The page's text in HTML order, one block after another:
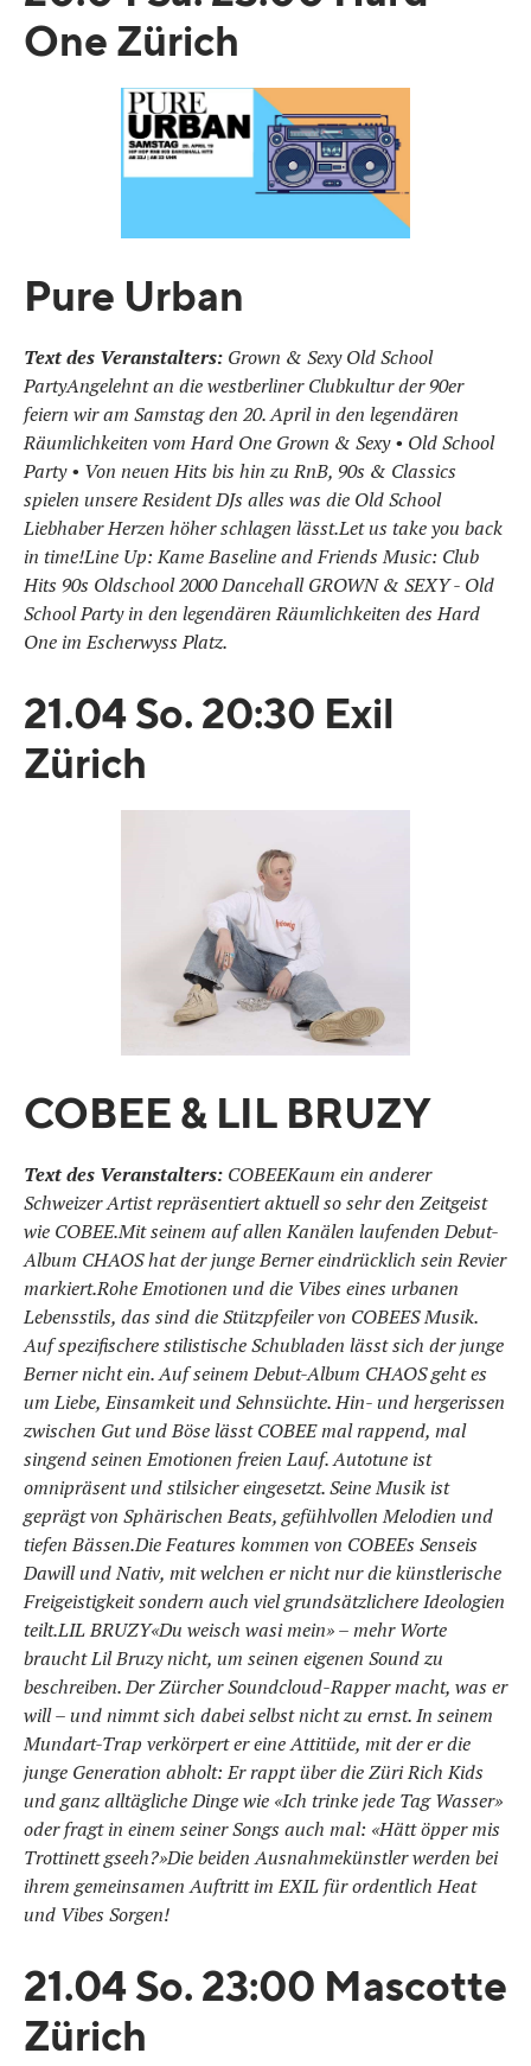
One Zürich
Pure Urban
Text des Veranstalters: Grown & Sexy Old School
PartyAngelehnt an die westberliner Clubkultur der 90er
feiern wir am Samstag den 20. April in den legendären
Räumlichkeiten vom Hard One Grown & Sexy • Old School
Party • Von neuen Hits bis hin zu RnB, 90s & Classics
spielen unsere Resident DJs alles was die Old School
Liebhaber Herzen höher schlagen lässt.Let us take you back
in time!Line Up: Kame Baseline and Friends Music: Club
Hits 90s Oldschool 2000 Dancehall GROWN & SEXY - Old
School Party in den legendären Räumlichkeiten des Hard
One im Escherwyss Platz.
21.04 So. 20:30 Exil
Zürich
COBEE & LIL BRUZY
Text des Veranstalters: COBEEKaum ein anderer
Schweizer Artist repräsentiert aktuell so sehr den Zeitgeist
wie COBEE.Mit seinem auf allen Kanälen laufenden Debut-
Album CHAOS hat der junge Berner eindrücklich sein Revier
markiert.Rohe Emotionen und die Vibes eines urbanen
Lebensstils, das sind die Stützpfeiler von COBEES Musik.
Auf spezifischere stilistische Schubladen lässt sich der junge
Berner nicht ein. Auf seinem Debut-Album CHAOS geht es
um Liebe, Einsamkeit und Sehnsüchte. Hin- und hergerissen
zwischen Gut und Böse lässt COBEE mal rappend, mal
singend seinen Emotionen freien Lauf. Autotune ist
omnipräsent und stilsicher eingesetzt. Seine Musik ist
geprägt von Sphärischen Beats, gefühlvollen Melodien und
tiefen Bässen.Die Features kommen von COBEEs Senseis
Dawill und Nativ, mit welchen er nicht nur die künstlerische
Freigeistigkeit sondern auch viel grundsätzlichere Ideologien
teilt.LIL BRUZY«Du weisch wasi mein» – mehr Worte
braucht Lil Bruzy nicht, um seinen eigenen Sound zu
beschreiben. Der Zürcher Soundcloud-Rapper macht, was er
will – und nimmt sich dabei selbst nicht zu ernst. In seinem
Mundart-Trap verkörpert er eine Attitüde, mit der er die
junge Generation abholt: Er rappt über die Züri Rich Kids
und ganz alltägliche Dinge wie «Ich trinke jede Tag Wasser»
oder fragt in einem seiner Songs auch mal: «Hätt öpper mis
Trottinett gseeh?»Die beiden Ausnahmekünstler werden bei
ihrem gemeinsamen Auftritt im EXIL für ordentlich Heat
und Vibes Sorgen!
21.04 So. 23:00 Mascotte
Zürich